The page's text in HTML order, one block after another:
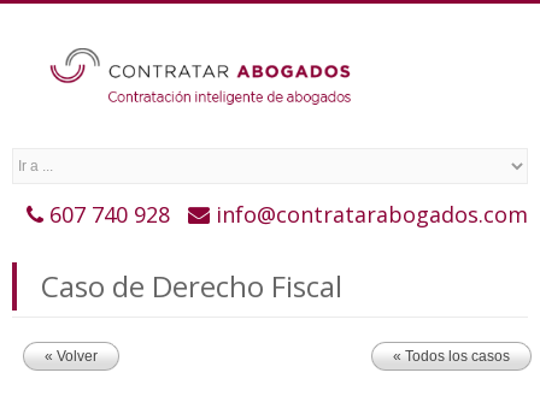
607 740 928 info@contratarabogados.com
Caso de Derecho Fiscal
« Volver « Todos los casos